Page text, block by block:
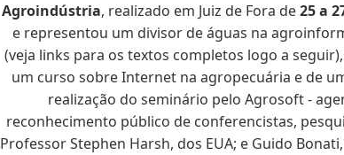
Agroindústria, realizado em Juiz de Fora de25 a
e representou um divisor de águas na
(veja links para os textos completos logo a
um curso sobre Internet na agropecuária e de
realização do seminário pelo Agrosoft -
reconhecimento público de conferencistas,
Professor Stephen Harsh, dos EUA; e Guido